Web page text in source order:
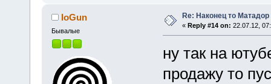
IoGun
Бывалые
Re: Наконец то
« Reply #14 on: 22.07.12,
ну так на
продажу то